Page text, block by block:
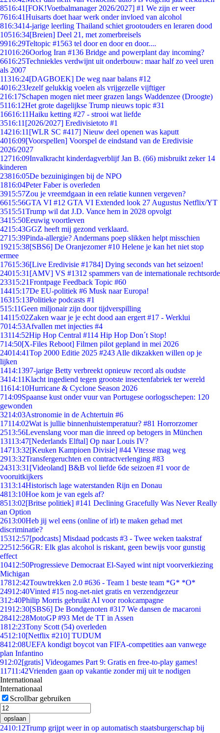
8516:41 [FOK!Voetbalmanager 2026/2027] #1 We zijn er weer
7616:41Huisarts doet haar werk onder invloed van alcohol
816:3414-jarige leerling Thailand schiet grootouders en leraren dood
10516:34[Breien] Deel 21, met zomerbreisels
9916:29Teltopic #1563 tel door en door en door....
21016:26Oorlog Iran #136 Bridge and powerplant day incoming?
6616:25Techniekles verdwijnt uit onderbouw: maar half zo veel uren
als 2007
11316:24[DAGBOEK] De weg naar balans #12
4016:23Jezelf gelukkig voelen als vrijgezelle vijftiger
216:17Schapen mogen niet meer grazen langs Waddenzee (Droogte)
5116:12Het grote dagelijkse Trump nieuws topic #31
16616:11Haiku ketting #27 - strooi wat liefde
3516:11 [2026/2027] Eredivisietoto #1
14216:11 [WLR SC #417] Nieuw deel openen was kaputt
4016:09[Voorspellen] Voorspel de eindstand van de Eredivisie
2026/2027
12716:09Invalkracht kinderdagverblijf Jan B. (66) misbruikt zeker 14
kinderen
23816:05De bezuinigingen bij de NPO
1816:04Peter Faber is overleden
3915:57Zou je vreemdgaan in een relatie kunnen vergeven?
6615:56GTA VI #12 GTA VI Extended look 27 Augustus Netflix/YT
3515:51Trump wil dat J.D. Vance hem in 2028 opvolgt
3415:50Eeuwig voortleven
4215:43GGZ heeft mij gezond verklaard.
2715:39Pinda-allergie? Andermans poep slikken helpt misschien
19215:38[SBS6] De Oranjezomer #10 Helene je kan het niet stop
ermee
17615:36[Live Eredivisie #1784] Dying seconds van het seizoen!
24015:31 [AMV] VS #1312 spammers van de internationale rechtsorde
23315:21Frontpage Feedback Topic #60
14415:17De EU-politiek #6 Musk naar Europa!
16315:13Politieke podcasts #1
515:11Geen miljonair zijn door tijdverspilling
14115:02Zaken waar je je echt dood aan ergert #17 - Werklui
7014:53Afvallen met injecties #4
13114:52Hip Hop Central #114 Hip Hop Don´t Stop!
714:50[X-Files Reboot] Filmen pilot gepland in mei 2026
24014:41Top 2000 Editie 2025 #243 Alle dikzakken willen op je
lijken
1414:1397-jarige Betty verbreekt opnieuw record als oudste
3414:11Klacht ingediend tegen grootste insectenfabriek ter wereld
11614:10Hurricane & Cyclone Season 2026
714:09Spaanse kust onder vuur van Portugese oorlogsschepen: 120
gewonden
3214:03Astronomie in de Achtertuin #6
17114:02Wat is jullie binnenhuistemperatuur? #81 Horrorzomer
2513:56Levenslang voor man die inreed op betogers in München
13113:47[Nederlands Elftal] Op naar Louis IV?
14713:32[Keuken Kampioen Divisie] #44 Vitesse mag weg
2913:32Transfergeruchten en contractverlenging #83
24313:31 [Videoland] B&B vol liefde 6de seizoen #1 voor de
vooruitkijkers
1313:14Historisch lage waterstanden Rijn en Donau
4813:10Hoe kom je van egels af?
8513:02[Britse politiek] #141 Declining Gracefully Was Never Really
an Option
2613:00Heb jij wel eens (online of irl) te maken gehad met
discriminatie?
15312:57[podcasts] Misdaad podcasts #3 - Twee weken taakstraf
22512:56GR: Elk glas alcohol is riskant, geen bewijs voor gunstig
effect
10412:50Progressieve Democraat El-Sayed wint nipt voorverkiezing
Michigan
17812:42Touwtrekken 2.0 #636 - Team 1 beste team *G* *O*
24912:40Vinted #15 nog-net-niet gratis en verzendgezeur
312:40Philip Morris gebruikt AI voor rookcampagne
21912:30[SBS6] De Bondgenoten #317 We dansen de macaroni
28412:28MotoGP #93 Met de TT in Assen
1812:23Tony Scott (54) overleden
4512:10[Netflix #210] TUDUM
8412:08UEFA kondigt boycot van FIFA-competities aan vanwege
plan Infantino
912:02[gratis] Videogames Part 9: Gratis en free-to-play games!
11711:42Vrienden gaan op vakantie zonder mij uit te nodigen
Internationaal
Internationaal
Scrollbar gebruiken
opslaan
2410:12Trump grijpt weer in op automatisch staatsburgerschap bij